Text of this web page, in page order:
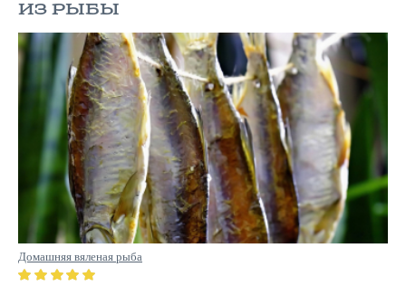
ИЗ РЫБЫ
Домашняя вяленая рыба